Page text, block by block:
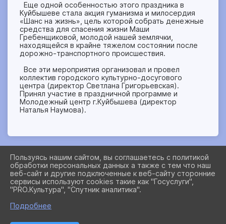
Еще одной особенностью этого праздника в
Куйбышеве стала акция гуманизма и милосердия
«Шанс на жизнь», цель которой собрать денежные
средства для спасения жизни Маши
Гребенщиковой, молодой нашей землячки,
находящейся в крайне тяжелом состоянии после
дорожно-транспортного происшествия.
Все эти мероприятия организовал и провел
коллектив городского культурно-досугового
центра (директор Светлана Григорьевская).
Принял участие в праздничной программе и
Молодежный центр г.Куйбышева (директор
Наталья Наумова).
2026 Г. MUSEUMCOMPLEXNSO.RU
ВХОД
КАРТА САЙТА
ПОЛИТИКА ОБРАБОТКИ ПЕРСОНАЛЬНЫХ ДАННЫХ
СДЕЛАНО НА KUBCMS
Пользуясь нашим сайтом, вы соглашаетесь с политикой
обработки персональных данных а также с тем что наш
веб-сайт и другие подключенные к веб-сайту сторонние
сервисы используют cookies такие как "Госуслуги",
"PRO.Культура", "Спутник аналитика".
Подробнее